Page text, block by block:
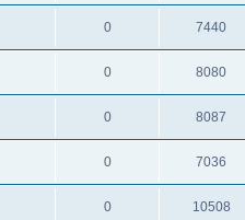
0 7440
0 8080
0 8087
0 7036
0 10508